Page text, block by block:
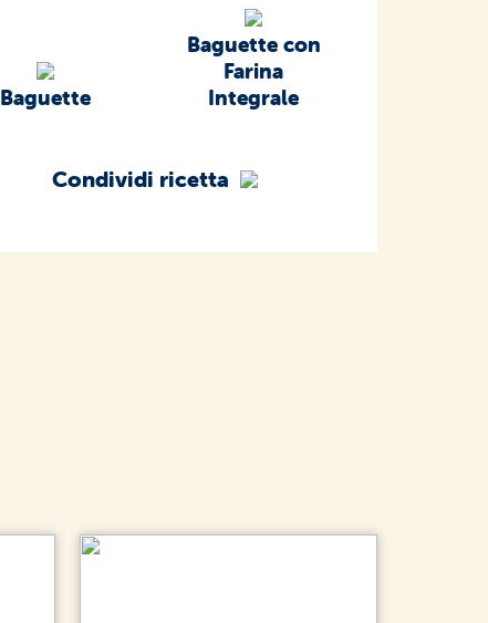
Baguette
Baguette con
Farina
Integrale
Condividi ricetta